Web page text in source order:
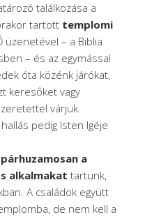
találkozása a
tartott templomi
üzenetével – a Biblia
– és az egymással
óta közénk járókat,
keresőket vagy
várjuk.
pedig Isten Igéje
a
alkalmakat tartunk,
A családok együtt
de nem kell a